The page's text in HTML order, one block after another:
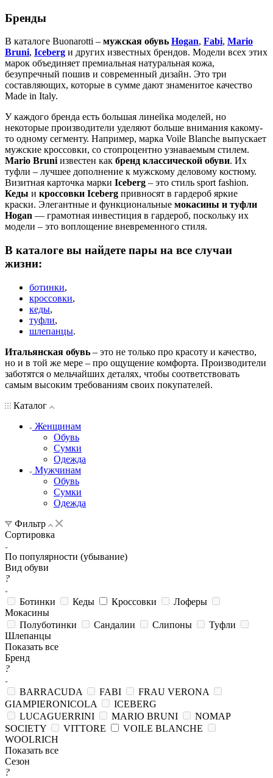
Бренды
В каталоге Buonarotti – мужская обувь Hogan, Fabi, Mario
Bruni, Iceberg и других известных брендов. Модели всех этих
марок объединяет премиальная натуральная кожа,
безупречный пошив и современный дизайн. Это три
составляющих, которые в сумме дают знаменитое качество
Made in Italy.
У каждого бренда есть большая линейка моделей, но
некоторые производители уделяют больше внимания какому-
то одному сегменту. Например, марка Voile Blanche выпускает
мужские кроссовки, со стопроцентно узнаваемым стилем.
Mario Bruni известен как бренд классической обуви. Их
туфли – лучшее дополнение к мужскому деловому костюму.
Визитная карточка марки Iceberg – это стиль sport fashion.
Кеды и кроссовки Iceberg привносят в гардероб яркие
краски. Элегантные и функциональные мокасины и туфли
Hogan — грамотная инвестиция в гардероб, поскольку их
модели – это воплощение вневременного стиля.
В каталоге вы найдете пары на все случаи
жизни:
ботинки,
кроссовки,
кеды,
туфли,
шлепанцы.
Итальянская обувь – это не только про красоту и качество,
но и в той же мере – про ощущение комфорта. Производители
заботятся о мельчайших деталях, чтобы соответствовать
самым высоким требованиям своих покупателей.
Каталог
Женщинам
Обувь
Сумки
Одежда
Мужчинам
Обувь
Сумки
Одежда
Фильтр
Сортировка
По популярности (убывание)
Вид обуви
?
Ботинки Кеды Кроссовки
Лоферы
Мокасины
Полуботинки
Сандалии Слипоны
Туфли
Шлепанцы
Показать все
Бренд
?
BARRACUDA FABI
FRAU VERONA
GIAMPIERONICOLA
ICEBERG
LUCAGUERRINI
MARIO BRUNI
NOMAP
SOCIETY
VITTORE
VOILE BLANCHE
WOOLRICH
Показать все
Сезон
?